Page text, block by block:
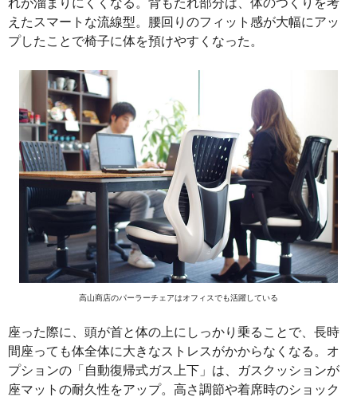
えたスマートな流線型。腰回りのフィット感が大幅にアッ
プしたことで椅子に体を預けやすくなった。
高山商店のパーラーチェアはオフィスでも活躍している
座った際に、頭が首と体の上にしっかり乗ることで、長時
間座っても体全体に大きなストレスがかからなくなる。オ
プションの「自動復帰式ガス上下」は、ガスクッションが
座マットの耐久性をアップ。高さ調節や着席時のショック